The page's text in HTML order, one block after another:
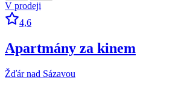
V prodeji
4,6
Apartmány za kinem
Žďár nad Sázavou